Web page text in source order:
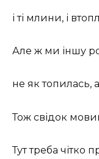
і ті млини, і
Але ж ми іншу
не як топилась, а
Тож свідок
Тут треба чітко